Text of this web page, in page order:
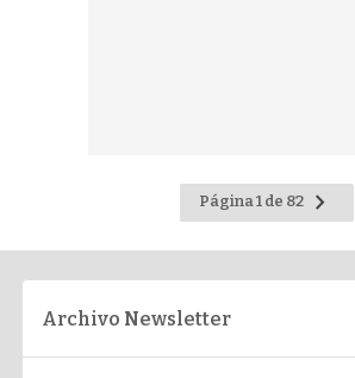
Página 1 de 82 Ir
a
Archivo Newsletter